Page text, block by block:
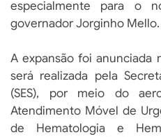
especialmente para o
governador Jorginho Mello.
A expansão foi anunciada
será realizada pela
(SES), por meio do
Atendimento Móvel de
de Hematologia e